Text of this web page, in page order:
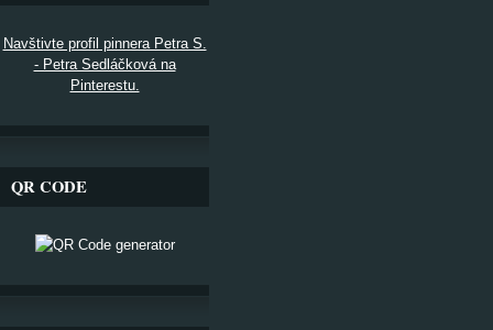
Navštivte profil pinnera Petra S.
- Petra Sedláčková na
Pinterestu.
QR CODE